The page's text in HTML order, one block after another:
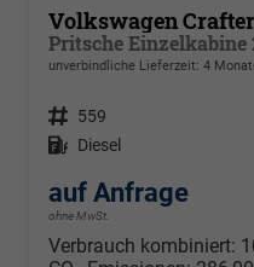
unverbindliche Lieferzeit: 4
Fahrzeugnr. 559
Kraftstoff Diesel
auf Anfrage
ohne MwSt.
Verbrauch kombiniert: